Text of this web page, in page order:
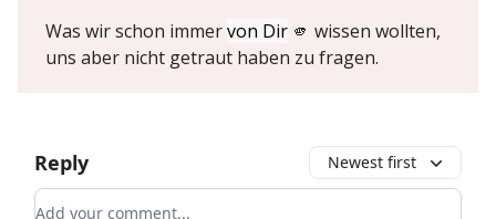
Was wir schon immervon Dir 🫵 wissen wollten,
uns aber nicht getraut haben zu fragen.
Reply Newest first
Add your comment